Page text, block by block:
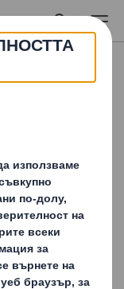
Вашия бизнес,
си, да
риска и да
ни